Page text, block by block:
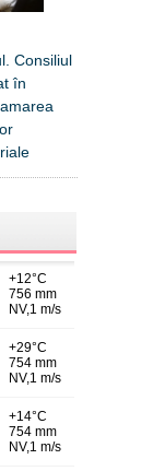
Consiliul
în